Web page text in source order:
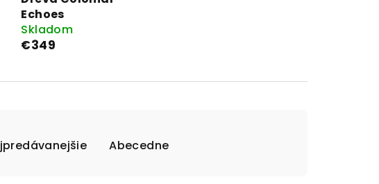
Echoes
Skladom
€349
Abecedne